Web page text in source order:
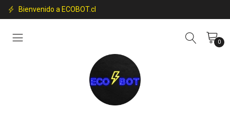
Bienvenido a ECOBOT.cl
0